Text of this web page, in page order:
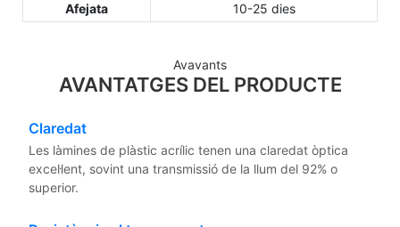
Afejata
10-25 dies
Avavants
AVANTATGES DEL PRODUCTE
Claredat
Les làmines de plàstic acrílic tenen una claredat òptica
excel·lent, sovint una transmissió de la llum del 92% o
superior.